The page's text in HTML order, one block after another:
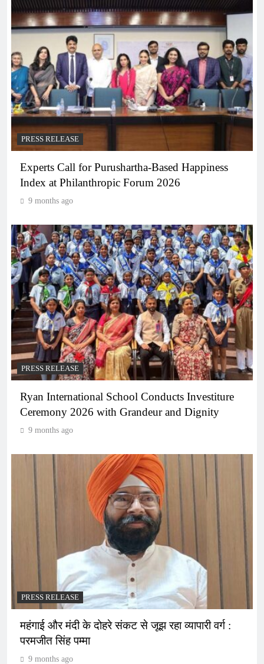
PRESS RELEASE
Experts Call for Purushartha-Based Happiness
Index at Philanthropic Forum 2026
9 months ago
PRESS RELEASE
Ryan International School Conducts Investiture
Ceremony 2026 with Grandeur and Dignity
9 months ago
PRESS RELEASE
महंगाई और मंदी के दोहरे संकट से जूझ रहा व्यापारी वर्ग :
परमजीत सिंह पम्मा
9 months ago